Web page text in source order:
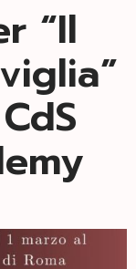
“Il